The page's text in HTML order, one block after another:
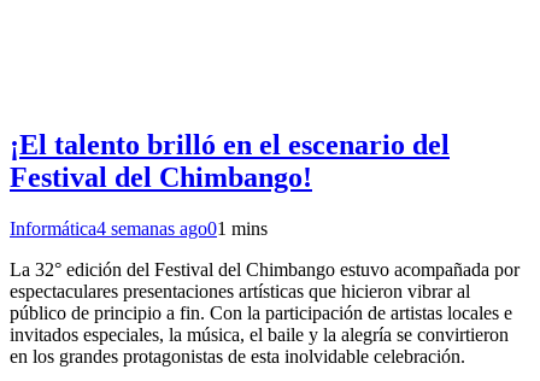
¡El talento brilló en el escenario del
Festival del Chimbango!
Informática4 semanas ago01 mins
La 32° edición del Festival del Chimbango estuvo acompañada por
espectaculares presentaciones artísticas que hicieron vibrar al
público de principio a fin. Con la participación de artistas locales e
invitados especiales, la música, el baile y la alegría se convirtieron
en los grandes protagonistas de esta inolvidable celebración.